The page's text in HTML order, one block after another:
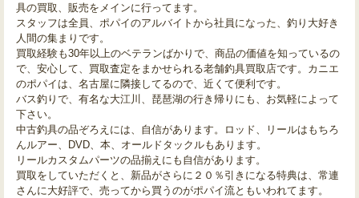
具の買取、販売をメインに行ってます。
スタッフは全員、ポパイのアルバイトから社員になった、釣り大好き
人間の集まりです。
買取経験も30年以上のベテランばかりで、商品の価値を知っているの
で、安心して、買取査定をまかせられる老舗釣具買取店です。カニエ
のポパイは、名古屋に隣接してるので、近くて便利です。
バス釣りで、有名な大江川、琵琶湖の行き帰りにも、お気軽によって
下さい。
中古釣具の品ぞろえには、自信があります。ロッド、リールはもちろ
んルアー、DVD、本、オールドタックルもあります。
リールカスタムパーツの品揃えにも自信があります。
買取をしていただくと、新品がさらに２０％引きになる特典は、常連
さんに大好評で、売ってから買うのがポパイ流ともいわれてます。